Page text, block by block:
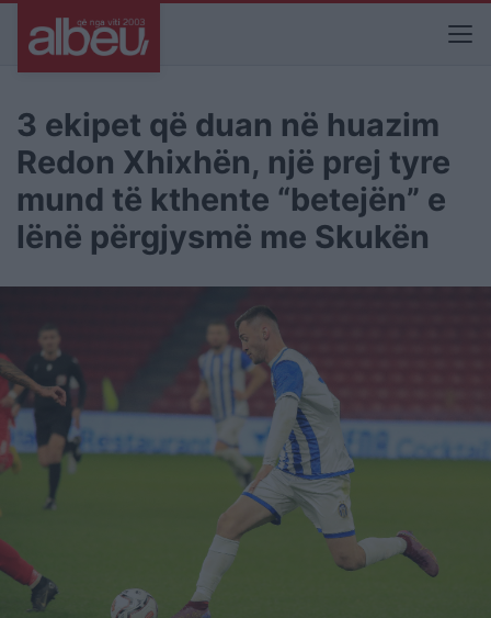
3 ekipet që duan në huazim
Redon Xhixhën, një prej tyre
mund të kthente “betejën” e
lënë përgjysmë me Skukën